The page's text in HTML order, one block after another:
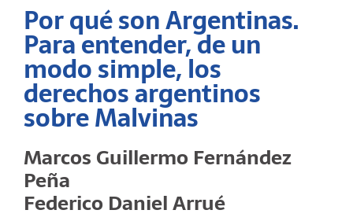
Por qué son Argentinas.
Para entender, de un
modo simple, los
derechos argentinos
sobre Malvinas
Marcos Guillermo Fernández
Peña
Federico Daniel Arrué